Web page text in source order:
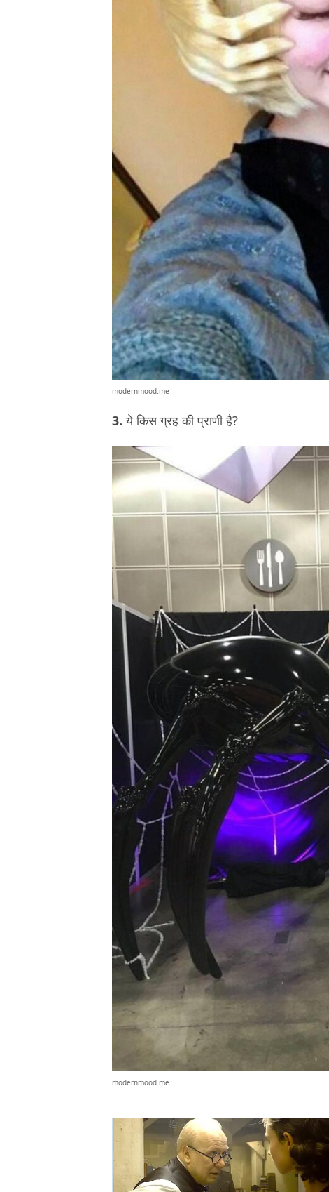
modernmood.me
3.ये किस ग्रह की प्राणी है?
modernmood.me